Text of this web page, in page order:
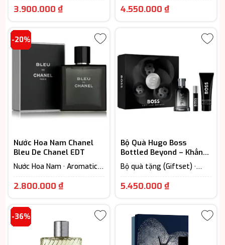
7-12h) · Woody Scent -
3.900.000₫Giá
là:
3.900.000 ₫.
hương trên 12h) · Nước Hoa
4.550.000 ₫
-20%
Nước Hoa Nam Chanel
Bleu De Chanel EDT
Nước Hoa Nam · Aromatic –
Eau De Parfum (Lưu hương
2.800.000₫Giá
là:
2.800.000 ₫.
Bộ Quà Hugo Boss
Bottled Beyond – Khẳng
Định Phong Cách Lãnh
Đạo
Bộ quà tặng (Giftset) ·
Scent - Hương gỗ
5.450.000 ₫
-36%